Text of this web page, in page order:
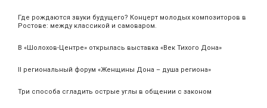
Где рождаются звуки будущего? Концерт молодых композиторов в
Ростове: между классикой и самоваром.
В «Шолохов-Центре» открылась выставка «Век Тихого Дона»
II региональный форум «Женщины Дона – душа региона»
Три способа сгладить острые углы в общении с законом